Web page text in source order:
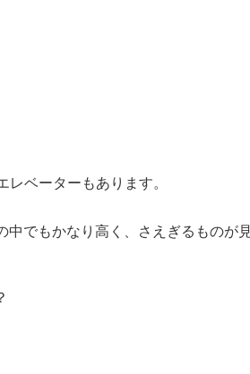
ベーターもあります。
でもかなり高く、さえぎるものが見